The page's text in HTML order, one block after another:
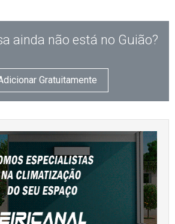
ainda não está no Guião?
Gratuitamente